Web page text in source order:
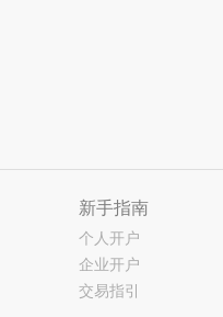
新手指南
个人开户
企业开户
交易指引